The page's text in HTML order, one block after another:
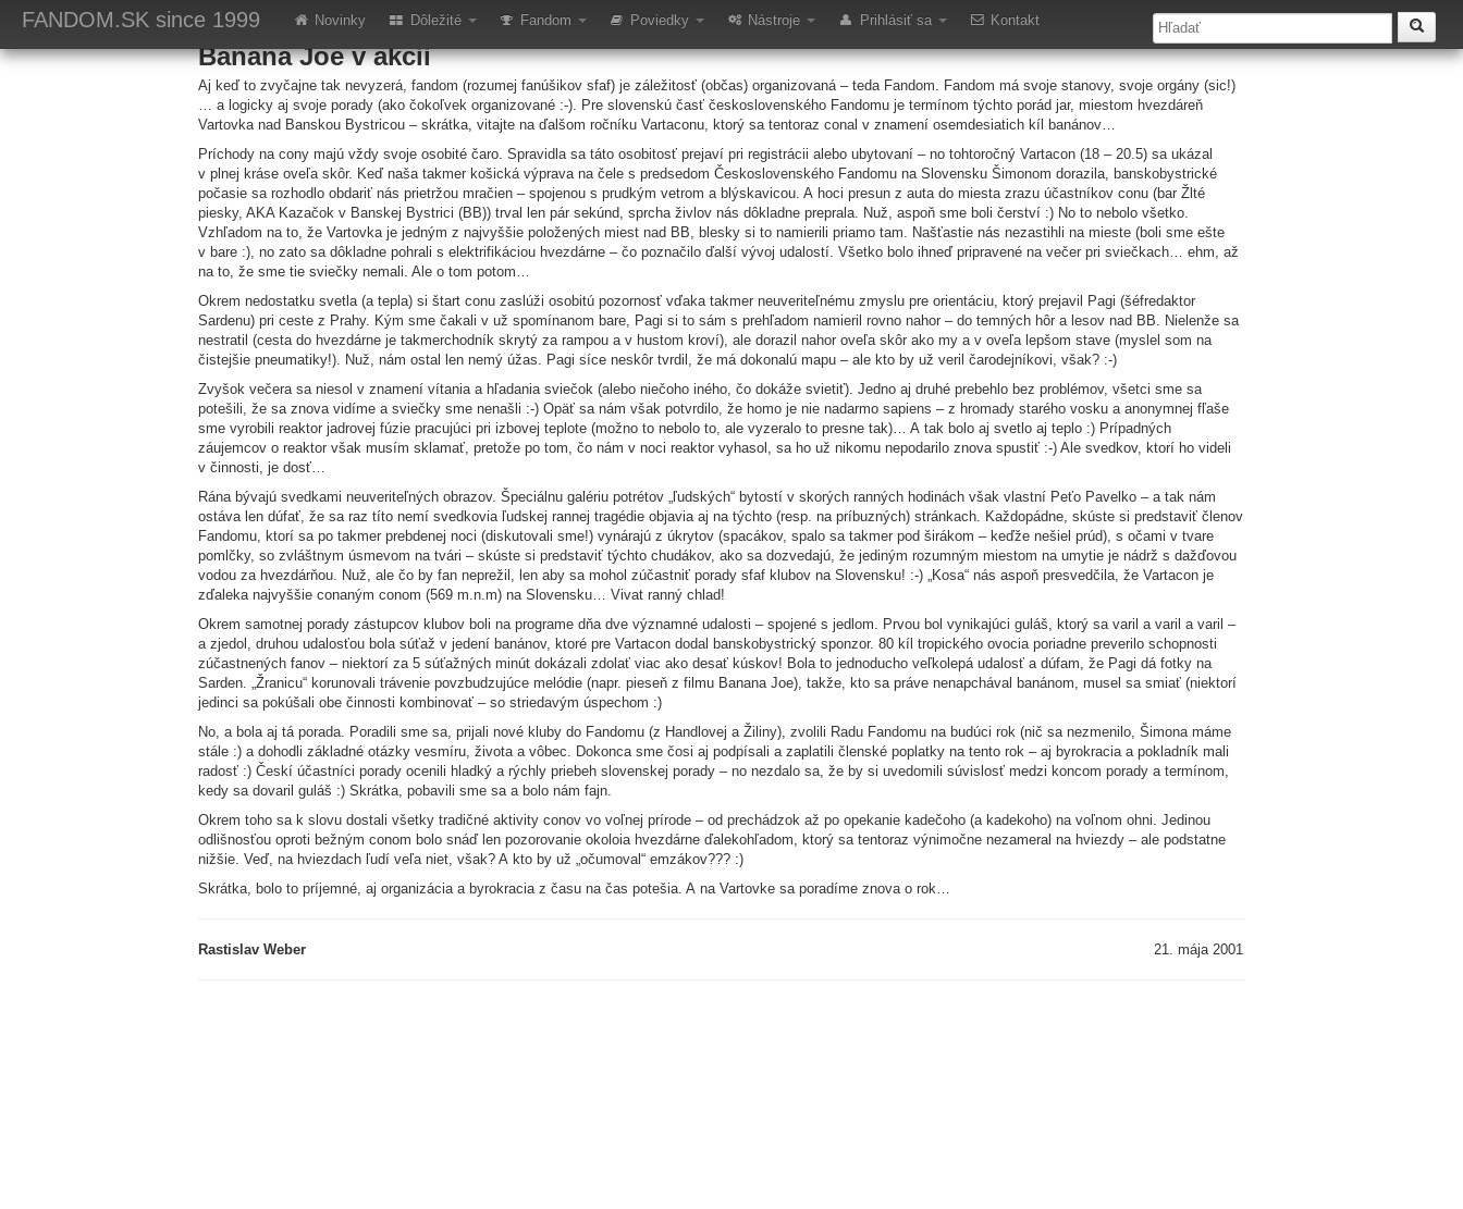
FANDOM.SK since 1999 Novinky Dôležité Fandom Poviedky Nástroje Prihlásiť sa Kontakt
Vartacon 2001
Banana Joe v akcii
Aj keď to zvyčajne tak nevyzerá, fandom (rozumej fanúšikov sfaf) je záležitosť (občas) organizovaná – teda Fandom. Fandom má svoje stanovy, svoje orgány (sic!)
… a logicky aj svoje porady (ako čokoľvek organizované :-). Pre slovenskú časť československého Fandomu je termínom týchto porád jar, miestom hvezdáreň
Vartovka nad Banskou Bystricou – skrátka, vitajte na ďalšom ročníku Vartaconu, ktorý sa tentoraz conal v znamení osemdesiatich kíl banánov…
Príchody na cony majú vždy svoje osobité čaro. Spravidla sa táto osobitosť prejaví pri registrácii alebo ubytovaní – no tohtoročný Vartacon (18 – 20.5) sa ukázal
v plnej kráse oveľa skôr. Keď naša takmer košická výprava na čele s predsedom Československého Fandomu na Slovensku Šimonom dorazila, banskobystrické
počasie sa rozhodlo obdariť nás prietržou mračien – spojenou s prudkým vetrom a blýskavicou. A hoci presun z auta do miesta zrazu účastníkov conu (bar Žlté
piesky, AKA Kazačok v Banskej Bystrici (BB)) trval len pár sekúnd, sprcha živlov nás dôkladne preprala. Nuž, aspoň sme boli čerství :) No to nebolo všetko.
Vzhľadom na to, že Vartovka je jedným z najvyššie položených miest nad BB, blesky si to namierili priamo tam. Našťastie nás nezastihli na mieste (boli sme ešte
v bare :), no zato sa dôkladne pohrali s elektrifikáciou hvezdárne – čo poznačilo ďalší vývoj udalostí. Všetko bolo ihneď pripravené na večer pri sviečkach… ehm, až
na to, že sme tie sviečky nemali. Ale o tom potom…
Okrem nedostatku svetla (a tepla) si štart conu zaslúži osobitú pozornosť vďaka takmer neuveriteľnému zmyslu pre orientáciu, ktorý prejavil Pagi (šéfredaktor
Sardenu) pri ceste z Prahy. Kým sme čakali v už spomínanom bare, Pagi si to sám s prehľadom namieril rovno nahor – do temných hôr a lesov nad BB. Nielenže sa
nestratil (cesta do hvezdárne je takmerchodník skrytý za rampou a v hustom kroví), ale dorazil nahor oveľa skôr ako my a v oveľa lepšom stave (myslel som na
čistejšie pneumatiky!). Nuž, nám ostal len nemý úžas. Pagi síce neskôr tvrdil, že má dokonalú mapu – ale kto by už veril čarodejníkovi, však? :-)
Zvyšok večera sa niesol v znamení vítania a hľadania sviečok (alebo niečoho iného, čo dokáže svietiť). Jedno aj druhé prebehlo bez problémov, všetci sme sa
potešili, že sa znova vidíme a sviečky sme nenašli :-) Opäť sa nám však potvrdilo, že homo je nie nadarmo sapiens – z hromady starého vosku a anonymnej fľaše
sme vyrobili reaktor jadrovej fúzie pracujúci pri izbovej teplote (možno to nebolo to, ale vyzeralo to presne tak)… A tak bolo aj svetlo aj teplo :) Prípadných
záujemcov o reaktor však musím sklamať, pretože po tom, čo nám v noci reaktor vyhasol, sa ho už nikomu nepodarilo znova spustiť :-) Ale svedkov, ktorí ho videli
v činnosti, je dosť…
Rána bývajú svedkami neuveriteľných obrazov. Špeciálnu galériu potrétov „ľudských“ bytostí v skorých ranných hodinách však vlastní Peťo Pavelko – a tak nám
ostáva len dúfať, že sa raz títo nemí svedkovia ľudskej rannej tragédie objavia aj na týchto (resp. na príbuzných) stránkach. Každopádne, skúste si predstaviť členov
Fandomu, ktorí sa po takmer prebdenej noci (diskutovali sme!) vynárajú z úkrytov (spacákov, spalo sa takmer pod širákom – keďže nešiel prúd), s očami v tvare
pomlčky, so zvláštnym úsmevom na tvári – skúste si predstaviť týchto chudákov, ako sa dozvedajú, že jediným rozumným miestom na umytie je nádrž s dažďovou
vodou za hvezdárňou. Nuž, ale čo by fan neprežil, len aby sa mohol zúčastniť porady sfaf klubov na Slovensku! :-) „Kosa“ nás aspoň presvedčila, že Vartacon je
zďaleka najvyššie conaným conom (569 m.n.m) na Slovensku… Vivat ranný chlad!
Okrem samotnej porady zástupcov klubov boli na programe dňa dve významné udalosti – spojené s jedlom. Prvou bol vynikajúci guláš, ktorý sa varil a varil a varil –
a zjedol, druhou udalosťou bola súťaž v jedení banánov, ktoré pre Vartacon dodal banskobystrický sponzor. 80 kíl tropického ovocia poriadne preverilo schopnosti
zúčastnených fanov – niektorí za 5 súťažných minút dokázali zdolať viac ako desať kúskov! Bola to jednoducho veľkolepá udalosť a dúfam, že Pagi dá fotky na
Sarden. „Žranicu“ korunovali trávenie povzbudzujúce melódie (napr. pieseň z filmu Banana Joe), takže, kto sa práve nenapchával banánom, musel sa smiať (niektorí
jedinci sa pokúšali obe činnosti kombinovať – so striedavým úspechom :)
No, a bola aj tá porada. Poradili sme sa, prijali nové kluby do Fandomu (z Handlovej a Žiliny), zvolili Radu Fandomu na budúci rok (nič sa nezmenilo, Šimona máme
stále :) a dohodli základné otázky vesmíru, života a vôbec. Dokonca sme čosi aj podpísali a zaplatili členské poplatky na tento rok – aj byrokracia a pokladník mali
radosť :) Českí účastníci porady ocenili hladký a rýchly priebeh slovenskej porady – no nezdalo sa, že by si uvedomili súvislosť medzi koncom porady a termínom,
kedy sa dovaril guláš :) Skrátka, pobavili sme sa a bolo nám fajn.
Okrem toho sa k slovu dostali všetky tradičné aktivity conov vo voľnej prírode – od prechádzok až po opekanie kadečoho (a kadekoho) na voľnom ohni. Jedinou
odlišnosťou oproti bežným conom bolo snáď len pozorovanie okoloia hvezdárne ďalekohľadom, ktorý sa tentoraz výnimočne nezameral na hviezdy – ale podstatne
nižšie. Veď, na hviezdach ľudí veľa niet, však? A kto by už „očumoval“ emzákov??? :)
Skrátka, bolo to príjemné, aj organizácia a byrokracia z času na čas potešia. A na Vartovke sa poradíme znova o rok…
21. mája 2001
Rastislav Weber